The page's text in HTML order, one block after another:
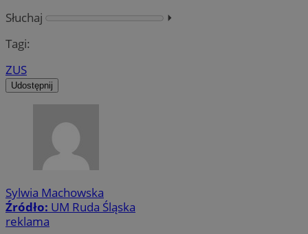
Słuchaj
⏵︎
Tagi:
ZUS
Udostępnij
Sylwia Machowska
Źródło: UM Ruda Śląska
reklama